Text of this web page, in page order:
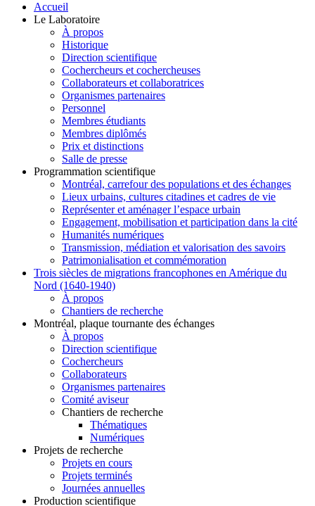
Accueil
Le Laboratoire
À propos
Historique
Direction scientifique
Cochercheurs et cochercheuses
Collaborateurs et collaboratrices
Organismes partenaires
Personnel
Membres étudiants
Membres diplômés
Prix et distinctions
Salle de presse
Programmation scientifique
Montréal, carrefour des populations et des échanges
Lieux urbains, cultures citadines et cadres de vie
Représenter et aménager l’espace urbain
Engagement, mobilisation et participation dans la cité
Humanités numériques
Transmission, médiation et valorisation des savoirs
Patrimonialisation et commémoration
Trois siècles de migrations francophones en Amérique du
Nord (1640-1940)
À propos
Chantiers de recherche
Montréal, plaque tournante des échanges
À propos
Direction scientifique
Cochercheurs
Collaborateurs
Organismes partenaires
Comité aviseur
Chantiers de recherche
Thématiques
Numériques
Projets de recherche
Projets en cours
Projets terminés
Journées annuelles
Production scientifique